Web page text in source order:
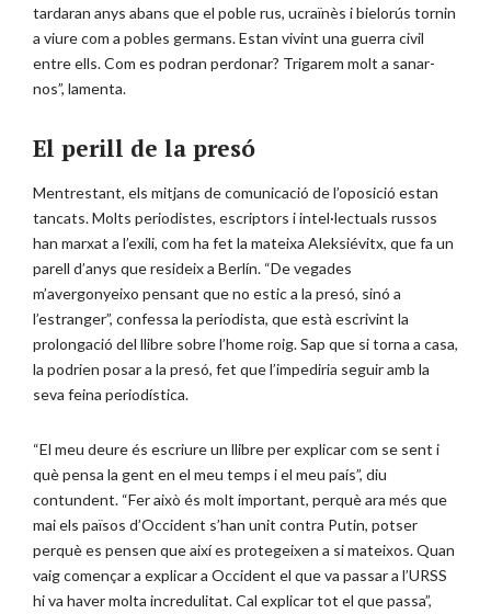
tardaran anys abans que el poble rus, ucraïnès i bielorús tornin
a viure com a pobles germans. Estan vivint una guerra civil
entre ells. Com es podran perdonar? Trigarem molt a sanar-
nos”, lamenta.
El perill de la presó
Mentrestant, els mitjans de comunicació de l’oposició estan
tancats. Molts periodistes, escriptors i intel·lectuals russos
han marxat a l’exili, com ha fet la mateixa Aleksiévitx, que fa un
parell d’anys que resideix a Berlín. “De vegades
m’avergonyeixo pensant que no estic a la presó, sinó a
l’estranger”, confessa la periodista, que està escrivint la
prolongació del llibre sobre l’home roig. Sap que si torna a casa,
la podrien posar a la presó, fet que l’impediria seguir amb la
seva feina periodística.
“El meu deure és escriure un llibre per explicar com se sent i
què pensa la gent en el meu temps i el meu país”, diu
contundent. “Fer això és molt important, perquè ara més que
mai els països d’Occident s’han unit contra Putin, potser
perquè es pensen que així es protegeixen a si mateixos. Quan
vaig començar a explicar a Occident el que va passar a l’URSS
hi va haver molta incredulitat. Cal explicar tot el que passa”,